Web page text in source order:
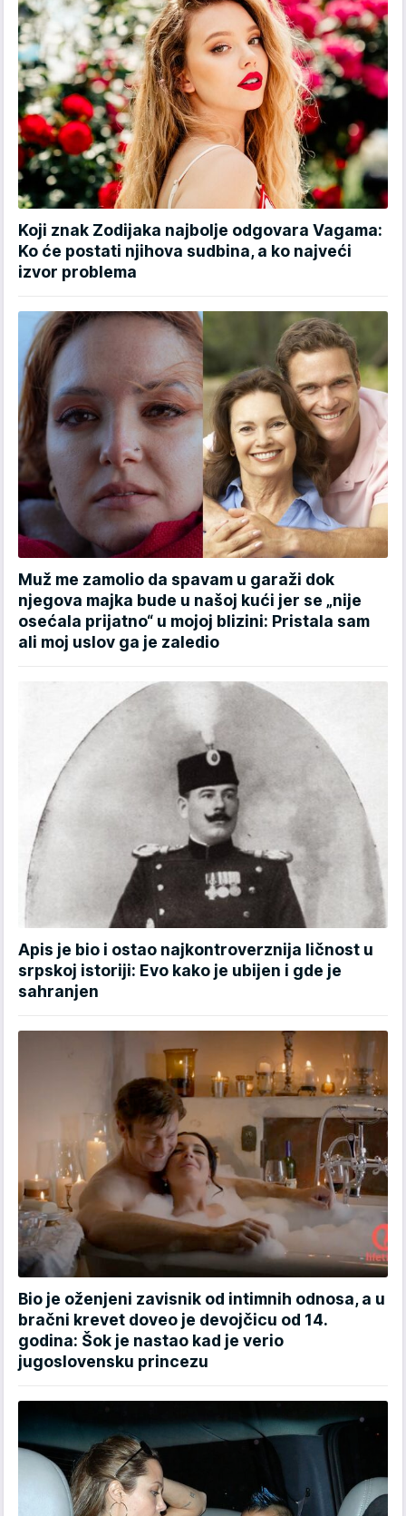
Koji znak Zodijaka najbolje odgovara Vagama:
Ko će postati njihova sudbina, a ko najveći
izvor problema
Muž me zamolio da spavam u garaži dok
njegova majka bude u našoj kući jer se „nije
osećala prijatno“ u mojoj blizini: Pristala sam
ali moj uslov ga je zaledio
Apis je bio i ostao najkontroverznija ličnost u
srpskoj istoriji: Evo kako je ubijen i gde je
sahranjen
Bio je oženjeni zavisnik od intimnih odnosa, a u
bračni krevet doveo je devojčicu od 14.
godina: Šok je nastao kad je verio
jugoslovensku princezu